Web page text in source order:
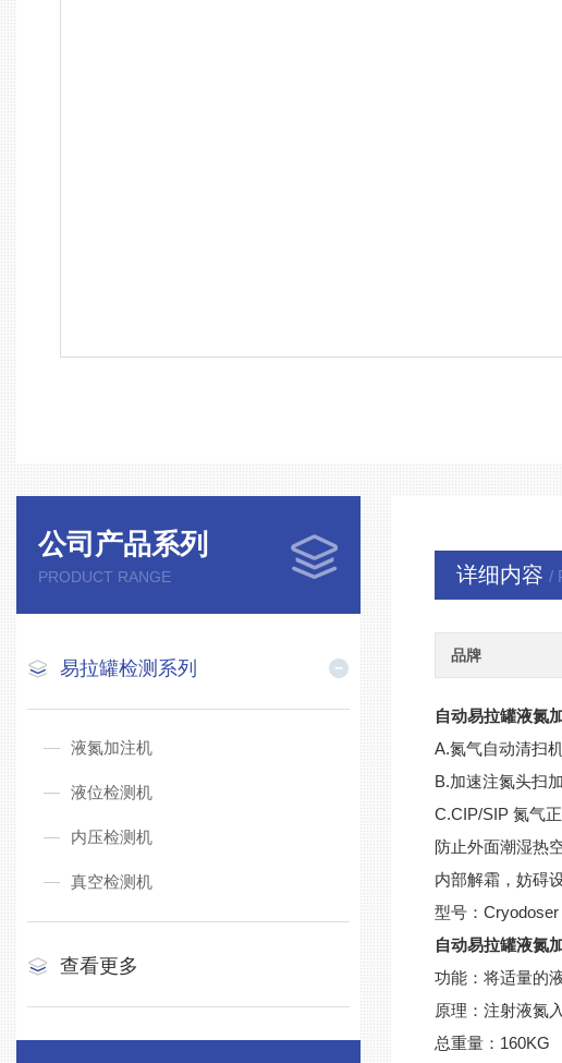
公司产品系列
PRODUCT RANGE
易拉罐检测系列
液氮加注机
液位检测机
内压检测机
真空检测机
查看更多
详细内容 /
品牌
自动易拉罐液氮
A.氮气自动清扫
B.加速注氮头扫
C.CIP/SIP 氮气正
防止外面潮湿热
内部解霜，妨碍
型号：
自动易拉罐液氮
功能：将适量的
原理：注射液氮
总重量：160KG